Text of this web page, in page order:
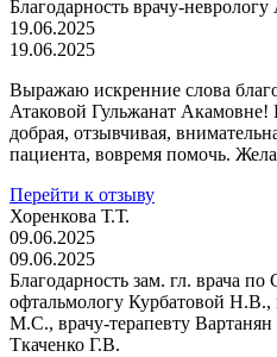
Благодарность врачу-
19.06.2025
19.06.2025
Выражаю искренние слова
Атаковой Гульжанат Акамовне!
добрая, отзывчивая,
пациента, вовремя помочь.
Перейти к отзыву
Хоренкова Т.Т.
09.06.2025
09.06.2025
Благодарность зам. гл. врача
офтальмологу Курбатовой Н.В.,
М.С., врачу-терапевту
Ткаченко Г.В.